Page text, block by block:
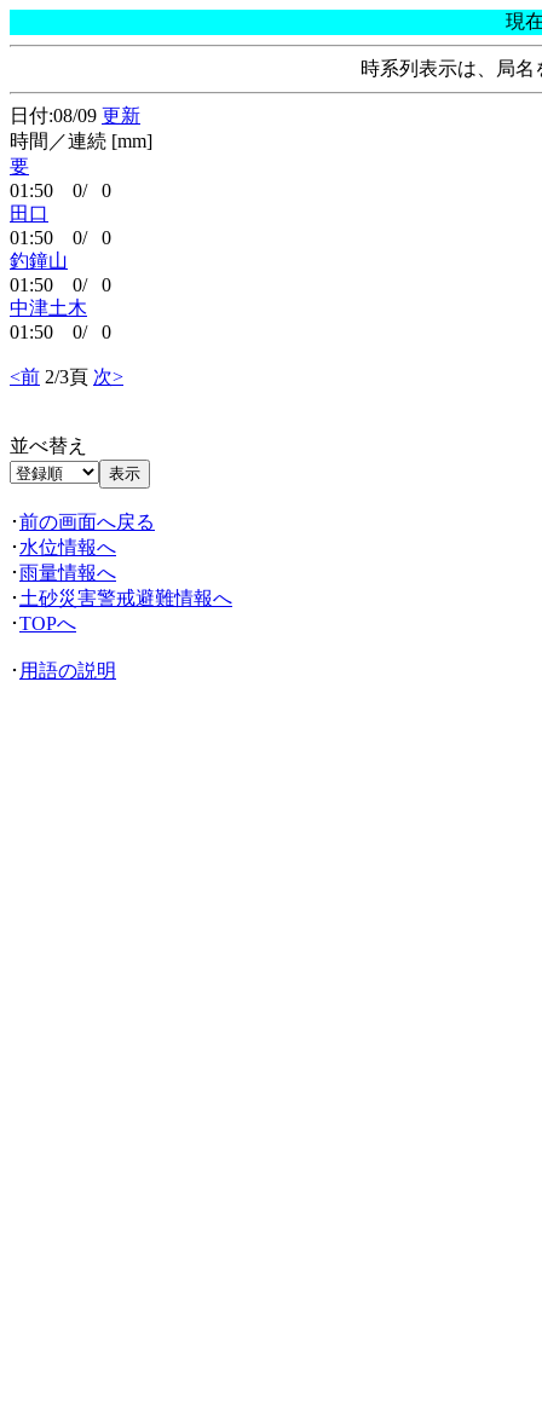
現
時系列表示は、局
日付:08/09 更新
時間／連続 [mm]
要
01:50 0/ 0
田口
01:50 0/ 0
釣鐘山
01:50 0/ 0
中津土木
01:50 0/ 0
<前 2/3頁 次>
並べ替え
･前の画面へ戻る
･ 水位情報へ
･雨量情報へ
･ 土砂災害警戒避難情報へ
･TOPへ
･ 用語の説明